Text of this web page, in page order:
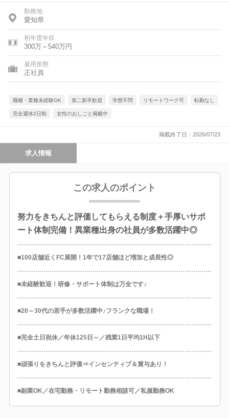
勤務地
愛知県
初年度年収
300万～540万円
雇用形態
正社員
職種・業種未経験OK 第二新卒歓迎 学歴不問 リモートワーク可 転勤なし
完全週休2日制 女性のおしごと掲載中
掲載終了日：2026/07/23
求人情報
この求人のポイント
努力をきちんと評価してもらえる制度＋手厚いサポ
ート体制完備！異業種出身の社員が多数活躍中◎
■100店舗近くFC展開！1年で17店舗ほど増加と成長性◎
■未経験歓迎！研修・サポート体制は万全です♪
■20～30代の若手が多数活躍中♪フランクな職場！
■完全土日祝休／年休125日～／残業1日平均1H以下
■頑張りをきちんと評価⇒インセンティブ＆賞与あり！
■副業OK／在宅勤務・リモート勤務相談可／私服勤務OK